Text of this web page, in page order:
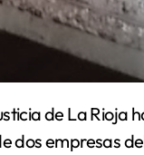
empresas